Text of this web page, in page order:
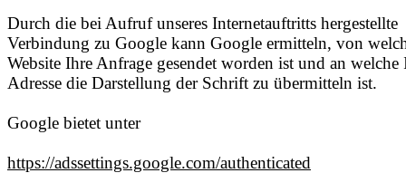
Durch die bei Aufruf unseres Internetauftritts hergestellte
Verbindung zu Google kann Google ermitteln, von
Website Ihre Anfrage gesendet worden ist und an welche
Adresse die Darstellung der Schrift zu übermitteln ist.
Google bietet unter
https://adssettings.google.com/authenticated